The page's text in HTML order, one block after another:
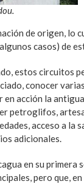
de origen, lo
casos) de
estos circuitos
conocer
acción la
petroglifos,
acceso a la
adicionales.
en su primera
pero que,